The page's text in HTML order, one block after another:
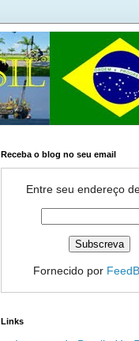
Receba o blog no seu email
Entre seu endereço
Fornecido por
Links